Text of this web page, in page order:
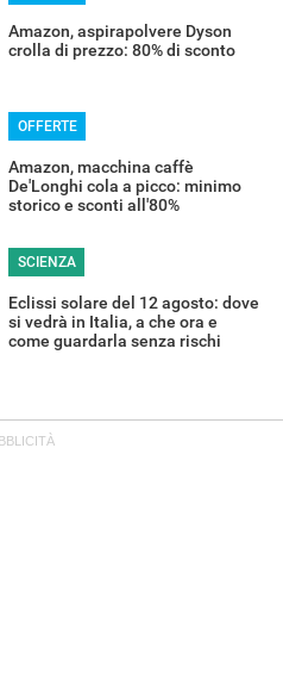
Amazon, aspirapolvere Dyson
crolla di prezzo: 80% di sconto
OFFERTE
Amazon, macchina caffè
De'Longhi cola a picco: minimo
storico e sconti all'80%
SCIENZA
Eclissi solare del 12 agosto: dove
si vedrà in Italia, a che ora e
come guardarla senza rischi